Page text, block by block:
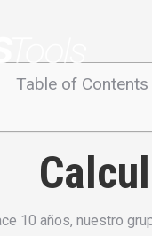
Table of Contents
10 años, nuestro